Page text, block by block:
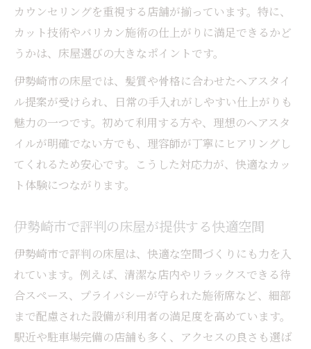
カウンセリングを重視する店舗が揃っています。特に、
カット技術やバリカン施術の仕上がりに満足できるかど
うかは、床屋選びの大きなポイントです。
伊勢崎市の床屋では、髪質や骨格に合わせたヘアスタイ
ル提案が受けられ、日常の手入れがしやすい仕上がりも
魅力の一つです。初めて利用する方や、理想のヘアスタ
イルが明確でない方でも、理容師が丁寧にヒアリングし
てくれるため安心です。こうした対応力が、快適なカッ
ト体験につながります。
伊勢崎市で評判の床屋が提供する快適空間
伊勢崎市で評判の床屋は、快適な空間づくりにも力を入
れています。例えば、清潔な店内やリラックスできる待
合スペース、プライバシーが守られた施術席など、細部
まで配慮された設備が利用者の満足度を高めています。
駅近や駐車場完備の店舗も多く、アクセスの良さも選ば